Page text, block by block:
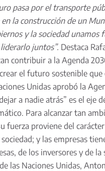
pasa por el transporte
la construcción de un
y la sociedad
juntos”. Destaca
contribuir a la Agenda
el futuro sostenible que
Unidas aprobó la
a nadie atrás” es el eje
Para alcanzar tan
proviene del
y las empresas
de los inversores y de
las Naciones Unidas,